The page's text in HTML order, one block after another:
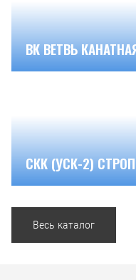
ВК ВЕТВЬ
СКК (УСК-2)
Весь каталог